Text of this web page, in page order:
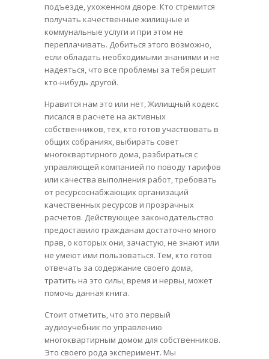
подъезде, ухоженном дворе. Кто стремится
получать качественные жилищные и
коммунальные услуги и при этом не
переплачивать. Добиться этого возможно,
если обладать необходимыми знаниями и не
надеяться, что все проблемы за тебя решит
кто-нибудь другой.
Нравится нам это или нет, Жилищный кодекс
писался в расчете на активных
собственников, тех, кто готов участвовать в
общих собраниях, выбирать совет
многоквартирного дома, разбираться с
управляющей компанией по поводу тарифов
или качества выполнения работ, требовать
от ресурсоснабжающих организаций
качественных ресурсов и прозрачных
расчетов. Действующее законодательство
предоставило гражданам достаточно много
прав, о которых они, зачастую, не знают или
не умеют ими пользоваться. Тем, кто готов
отвечать за содержание своего дома,
тратить на это силы, время и нервы, может
помочь данная книга.
Стоит отметить, что это первый
аудиоучебник по управлению
многоквартирным домом для собственников.
Это своего рода эксперимент. Мы